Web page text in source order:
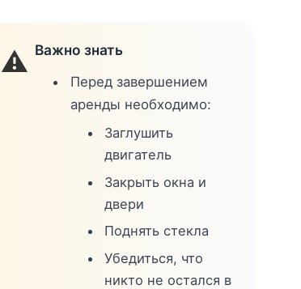
⚠️ Важно знать
Перед завершением
аренды необходимо:
Заглушить
двигатель
Закрыть окна и
двери
Поднять стекла
Убедиться, что
никто не остался в